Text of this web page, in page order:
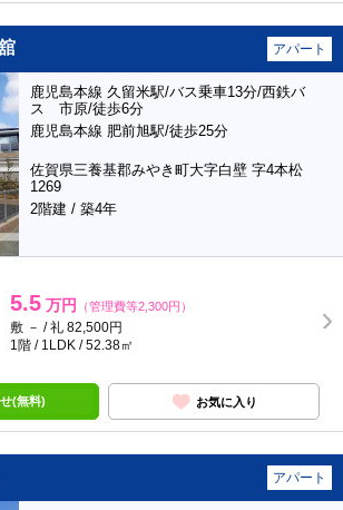
アパート
鹿児島本線 久留米駅/バス乗車13分/西鉄バ
ス 市原/徒歩6分
鹿児島本線 肥前旭駅/徒歩25分
佐賀県三養基郡みやき町大字白壁 字4本松
1269
2階建 / 築4年
5.5 万円 （管理費等2,300円）
敷 － / 礼 82,500円
1階 / 1LDK / 52.38㎡
(無料) お気に入り
アパート